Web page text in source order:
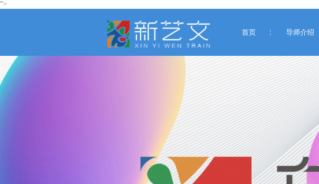
">
首页 导师介绍